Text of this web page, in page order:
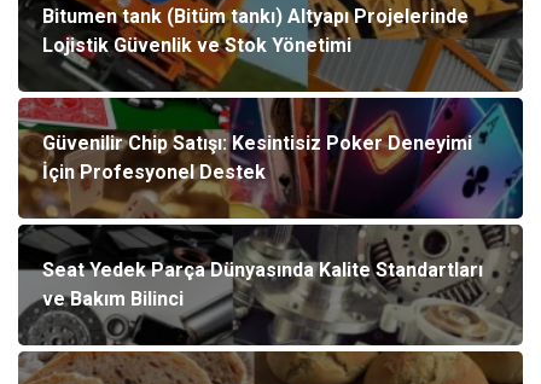
Bitumen tank (Bitüm tankı) Altyapı Projelerinde
Lojistik Güvenlik ve Stok Yönetimi
Güvenilir Chip Satışı: Kesintisiz Poker Deneyimi
İçin Profesyonel Destek
Seat Yedek Parça Dünyasında Kalite Standartları
ve Bakım Bilinci